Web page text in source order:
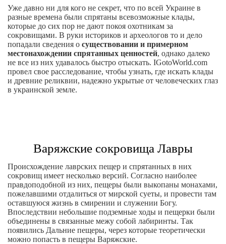
Уже давно ни для кого не секрет, что по всей Украине в
разные времена были спрятаны всевозможные клады,
которые до сих пор не дают покоя охотникам за
сокровищами. В руки историков и археологов то и дело
попадали сведения о существовании и примерном
местонахождении спрятанных ценностей, однако далеко
не все из них удавалось быстро отыскать. IGotoWorld.com
провел свое расследование, чтобы узнать, где искать клады
и древние реликвии, надежно укрытые от человеческих глаз
в украинской земле.
Варяжские сокровища Лавры
Происхождение лаврских пещер и спрятанных в них
сокровищ имеет несколько версий. Согласно наиболее
правдоподобной из них, пещеры были выкопаны монахами,
пожелавшими отдалиться от мирской суеты, и провести там
оставшуюся жизнь в смирении и служении Богу.
Впоследствии небольшие подземные ходы и пещерки были
объединены в связанные межу собой лабиринты. Так
появились Дальние пещеры, через которые теоретически
можно попасть в пещеры Варяжские.